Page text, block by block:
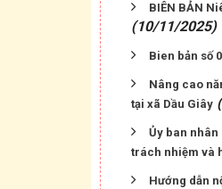
BIÊN BẢN
(10/11/2025)
Bien bản số
Nâng cao
tại xã Dầu Giây
Ủy ban
trách nhiệm và
Hướng dẫn